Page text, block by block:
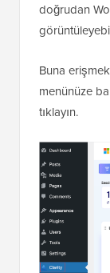
doğrudan
Buna
menünüze
tıklayın.